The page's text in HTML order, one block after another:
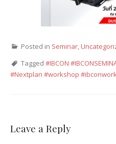
Posted in Seminar,
Tagged #IBCON
#Nextplan #workshop
Leave a Reply